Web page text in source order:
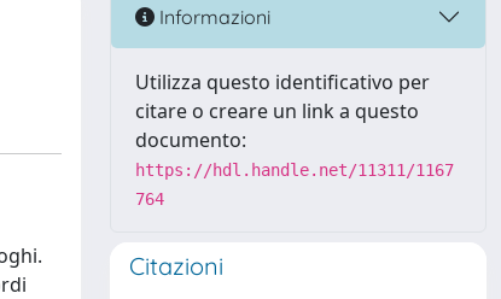
Informazioni
Utilizza questo identificativo per
citare o creare un link a questo
documento:
https://hdl.handle.net/11311/1167
764
Citazioni